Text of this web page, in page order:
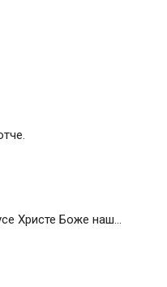
Христе Боже наш…